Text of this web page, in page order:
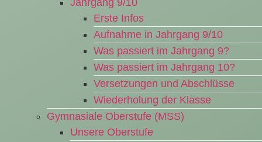
Jahrgang 9/10
Erste Infos
Aufnahme in Jahrgang 9/10
Was passiert im Jahrgang 9?
Was passiert im Jahrgang 10?
Versetzungen und Abschlüsse
Wiederholung der Klasse
Gymnasiale Oberstufe (MSS)
Unsere Oberstufe